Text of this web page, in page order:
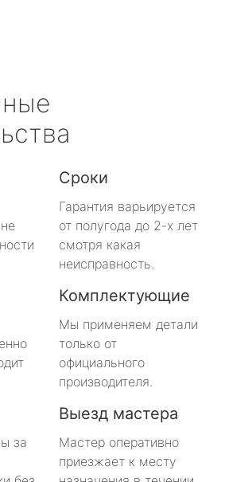
Сроки
Гарантия варьируется
от полугода до 2-х лет
смотря какая
неисправность.
Комплектующие
Мы применяем детали
только от
официального
производителя.
за
Выезд мастера
Мастер оперативно
приезжает к месту